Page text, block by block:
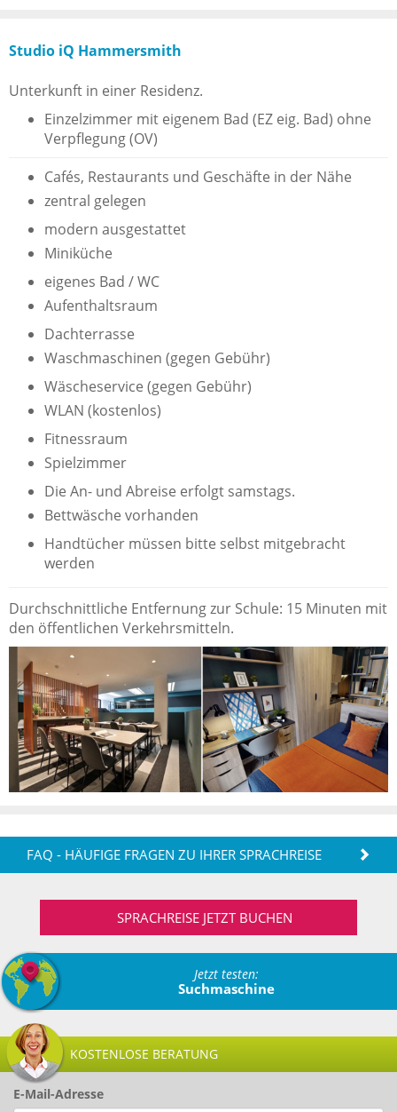
Studio iQ Hammersmith
Unterkunft in einer Residenz.
Einzelzimmer mit eigenem Bad (EZ eig. Bad) ohne
Verpflegung (OV)
Cafés, Restaurants und Geschäfte in der Nähe
zentral gelegen
modern ausgestattet
Miniküche
eigenes Bad / WC
Aufenthaltsraum
Dachterrasse
Waschmaschinen (gegen Gebühr)
Wäscheservice (gegen Gebühr)
WLAN (kostenlos)
Fitnessraum
Spielzimmer
Die An- und Abreise erfolgt samstags.
Bettwäsche vorhanden
Handtücher müssen bitte selbst mitgebracht
werden
Durchschnittliche Entfernung zur Schule: 15 Minuten mit
den öffentlichen Verkehrsmitteln.
FAQ - HÄUFIGE FRAGEN ZU IHRER SPRACHREISE
SPRACHREISE JETZT BUCHEN
Jetzt testen:
Suchmaschine
KOSTENLOSE BERATUNG
E-Mail-Adresse